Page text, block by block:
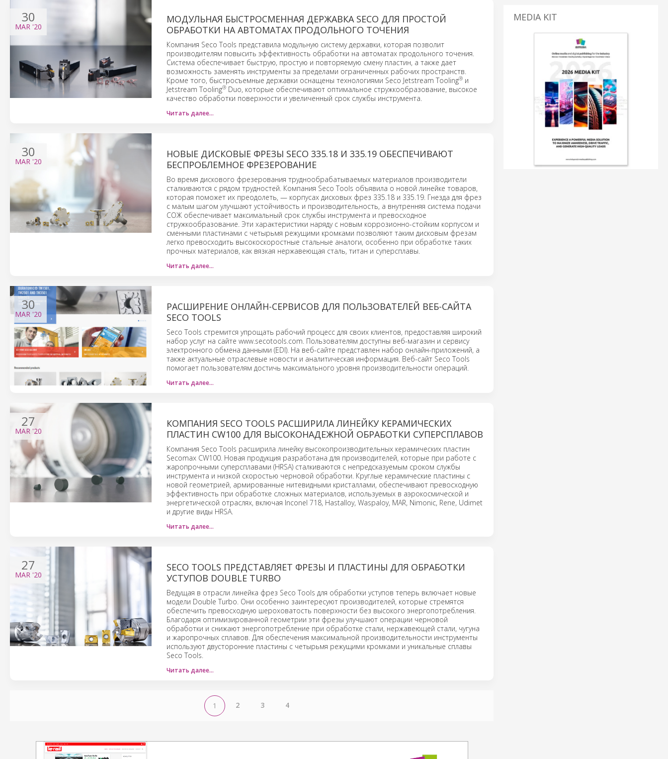
30
MAR '20
МОДУЛЬНАЯ БЫСТРОСМЕННАЯ ДЕРЖАВКА SECO ДЛЯ ПРОСТОЙ
ОБРАБОТКИ НА АВТОМАТАХ ПРОДОЛЬНОГО ТОЧЕНИЯ
Компания Seco Tools представила модульную систему державки, которая позволит
производителям повысить эффективность обработки на автоматах продольного точения.
Система обеспечивает быструю, простую и повторяемую смену пластин, а также дает
возможность заменять инструменты за пределами ограниченных рабочих пространств.
Кроме того, быстросъемные державки оснащены технологиями Seco Jetstream Tooling®и
Jetstream Tooling®Duo, которые обеспечивают оптимальное стружкообразование, высокое
качество обработки поверхности и увеличенный срок службы инструмента.
Читать далее…
30
MAR '20
НОВЫЕ ДИСКОВЫЕ ФРЕЗЫ SECO 335.18 И 335.19 ОБЕСПЕЧИВАЮТ
БЕСПРОБЛЕМНОЕ ФРЕЗЕРОВАНИЕ
Во время дискового фрезерования труднообрабатываемых материалов производители
сталкиваются с рядом трудностей. Компания Seco Tools объявила о новой линейке товаров,
которая поможет их преодолеть, — корпусах дисковых фрез 335.18 и 335.19. Гнезда для фрез
с малым шагом улучшают устойчивость и производительность, а внутренняя система подачи
СОЖ обеспечивает максимальный срок службы инструмента и превосходное
стружкообразование. Эти характеристики наряду с новым коррозионно-стойким корпусом и
сменными пластинами с четырьмя режущими кромками позволяют таким дисковым фрезам
легко превосходить высокоскоростные стальные аналоги, особенно при обработке таких
прочных материалов, как вязкая нержавеющая сталь, титан и суперсплавы.
Читать далее…
30
MAR '20
РАСШИРЕНИЕ ОНЛАЙН-СЕРВИСОВ ДЛЯ ПОЛЬЗОВАТЕЛЕЙ ВЕБ-САЙТА
SECO TOOLS
Seco Tools стремится упрощать рабочий процесс для своих клиентов, предоставляя широкий
набор услуг на сайте www.secotools.com. Пользователям доступны веб-магазин и сервису
электронного обмена данными (EDI). На веб-сайте представлен набор онлайн-приложений, а
также актуальные отраслевые новости и аналитическая информация. Веб-сайт Seco Tools
помогает пользователям достичь максимального уровня производительности операций.
Читать далее…
27
MAR '20
КОМПАНИЯ SECO TOOLS РАСШИРИЛА ЛИНЕЙКУ КЕРАМИЧЕСКИХ
ПЛАСТИН CW100 ДЛЯ ВЫСОКОНАДЕЖНОЙ ОБРАБОТКИ СУПЕРСПЛАВОВ
Компания Seco Tools расширила линейку высокопроизводительных керамических пластин
Secomax CW100. Новая продукция разработана для производителей, которые при работе с
жаропрочными суперсплавами (HRSA) сталкиваются с непредсказуемым сроком службы
инструмента и низкой скоростью черновой обработки. Круглые керамические пластины с
новой геометрией, армированные нитевидными кристаллами, обеспечивают превосходную
эффективность при обработке сложных материалов, используемых в аэрокосмической и
энергетической отраслях, включая Inconel 718, Hastalloy, Waspaloy, MAR, Nimonic, Rene, Udimet
и другие виды HRSA.
Читать далее…
27
MAR '20
SECO TOOLS ПРЕДСТАВЛЯЕТ ФРЕЗЫ И ПЛАСТИНЫ ДЛЯ ОБРАБОТКИ
УСТУПОВ DOUBLE TURBO
Ведущая в отрасли линейка фрез Seco Tools для обработки уступов теперь включает новые
модели Double Turbo. Они особенно заинтересуют производителей, которые стремятся
обеспечить превосходную шероховатость поверхности без высокого энергопотребления.
Благодаря оптимизированной геометрии эти фрезы улучшают операции черновой
обработки и снижают энергопотребление при обработке стали, нержавеющей стали, чугуна
и жаропрочных сплавов. Для обеспечения максимальной производительности инструменты
используют двусторонние пластины с четырьмя режущими кромками и уникальные сплавы
Seco Tools.
Читать далее…
1 2 3 4
MEDIA KIT